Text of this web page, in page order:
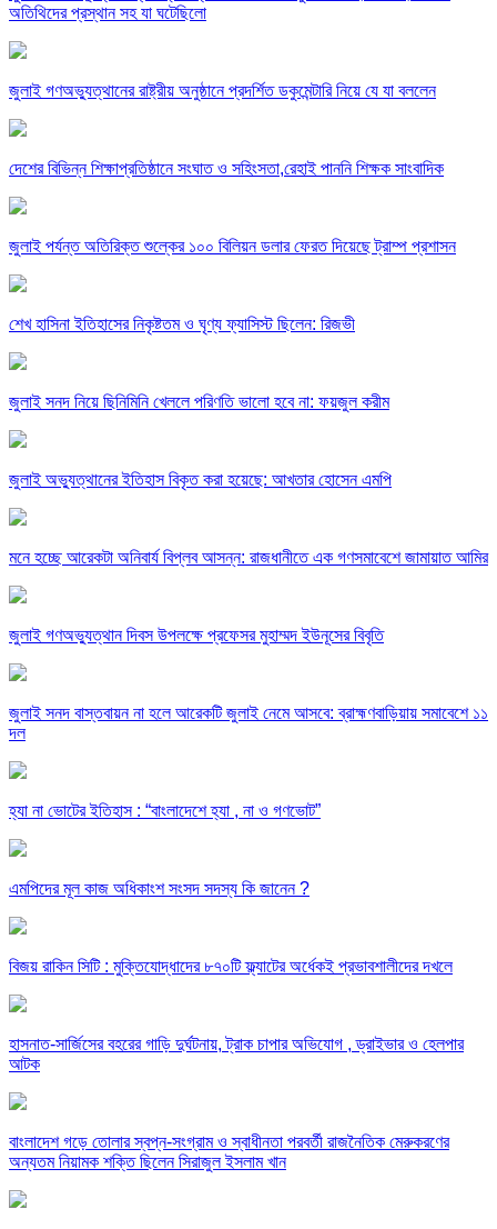
অতিথিদের প্রস্থান সহ যা ঘটেছিলো
জুলাই গণঅভ্যুত্থানের রাষ্ট্রীয় অনুষ্ঠানে প্রদর্শিত ডকুমেন্টারি নিয়ে যে যা বললেন
দেশের বিভিন্ন শিক্ষাপ্রতিষ্ঠানে সংঘাত ও সহিংসতা,রেহাই পাননি শিক্ষক সাংবাদিক
জুলাই পর্যন্ত অতিরিক্ত শুল্কের ১০০ বিলিয়ন ডলার ফেরত দিয়েছে ট্রাম্প প্রশাসন
শেখ হাসিনা ইতিহাসের নিকৃষ্টতম ও ঘৃণ্য ফ্যাসিস্ট ছিলেন: রিজভী
জুলাই সনদ নিয়ে ছিনিমিনি খেললে পরিণতি ভালো হবে না: ফয়জুল করীম
জুলাই অভ্যুত্থানের ইতিহাস বিকৃত করা হয়েছে: আখতার হোসেন এমপি
মনে হচ্ছে আরেকটা অনিবার্য বিপ্লব আসন্ন: রাজধানীতে এক গণসমাবেশে জামায়াত আমির
জুলাই গণঅভ্যুত্থান দিবস উপলক্ষে প্রফেসর মুহাম্মদ ইউনূসের বিবৃতি
জুলাই সনদ বাস্তবায়ন না হলে আরেকটি জুলাই নেমে আসবে: ব্রাহ্মণবাড়িয়ায় সমাবেশে ১১
দল
হ্যা না ভোটের ইতিহাস : “বাংলাদেশে হ্যা , না ও গণভোট”
এমপিদের মূল কাজ অধিকাংশ সংসদ সদস্য কি জানেন ?
বিজয় রাকিন সিটি : মুক্তিযোদ্ধাদের ৮৭০টি ফ্ল্যাটের অর্ধেকই প্রভাবশালীদের দখলে
হাসনাত-সার্জিসের বহরের গাড়ি দুর্ঘটনায়, ট্রাক চাপার অভিযোগ , ড্রাইভার ও হেলপার
আটক
বাংলাদেশ গড়ে তোলার স্বপ্ন-সংগ্রাম ও স্বাধীনতা পরবর্তী রাজনৈতিক মেরুকরণের
অন্যতম নিয়ামক শক্তি ছিলেন সিরাজুল ইসলাম খান